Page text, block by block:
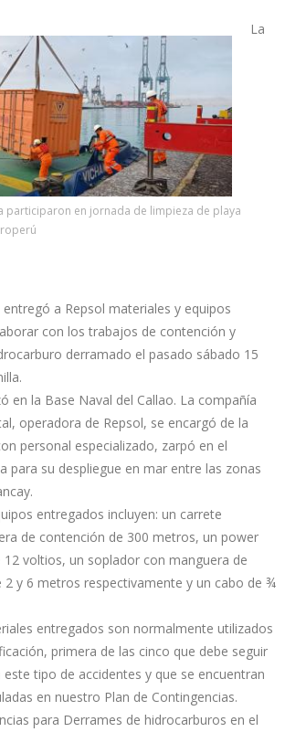
participaron en jornada de limpieza de playa
La
a Repsol materiales y equipos
con los trabajos de contención y
derramado el pasado sábado 15
en la Base Naval del Callao. La compañía
operadora de Repsol, se encargó de la
personal especializado, zarpó en el
para su despliegue en mar entre las zonas
entregados incluyen: un carrete
de contención de 300 metros, un power
12 voltios, un soplador con manguera de
2 y 6 metros respectivamente y un cabo de ¾
entregados son normalmente utilizados
primera de las cinco que debe seguir
tipo de accidentes y que se encuentran
en nuestro Plan de Contingencias.
para Derrames de hidrocarburos en el